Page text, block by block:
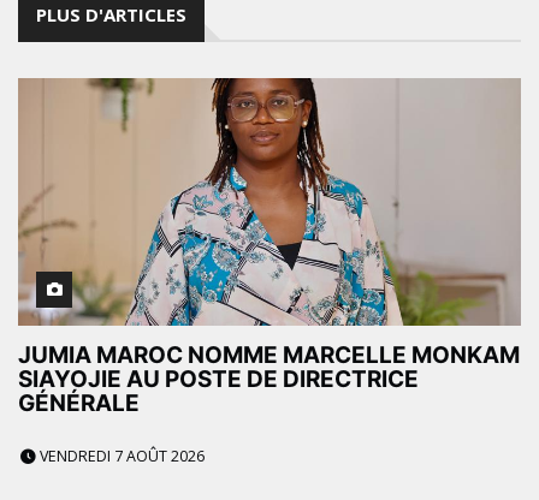
PLUS D'ARTICLES
JUMIA MAROC NOMME MARCELLE MONKAM
SIAYOJIE AU POSTE DE DIRECTRICE
GÉNÉRALE
VENDREDI 7 AOÛT 2026